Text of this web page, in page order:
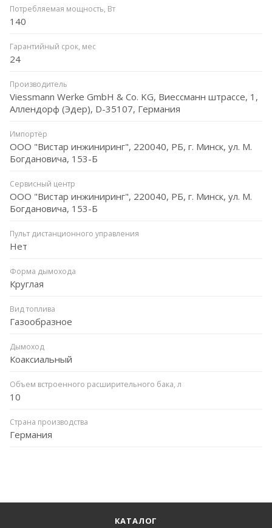
Потребляемая мощность, Вт
140
Гарантийный срок, мес
24
Производитель
Viessmann Werke GmbH & Co. KG, Виессманн штрассе, 1,
Аллендорф (Эдер), D-35107, Германия
Импортёр
ООО "Вистар инжиниринг", 220040, РБ, г. Минск, ул. М.
Богдановича, 153-Б
Сервисный центр
ООО "Вистар инжиниринг", 220040, РБ, г. Минск, ул. М.
Богдановича, 153-Б
Пульт дистанционного управления
Нет
Форма дымохода
Круглая
Вид топлива
Газообразное
Дымоход
Коаксиальный
Объем встроенного расширительного бака, л
10
Страна производства
Германия
КАТАЛОГ